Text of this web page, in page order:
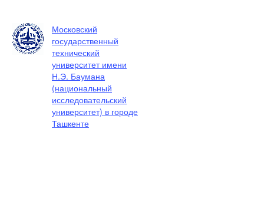
Московский
государственный
технический
университет имени
Н.Э. Баумана
(национальный
исследовательский
университет) в городе
Ташкенте